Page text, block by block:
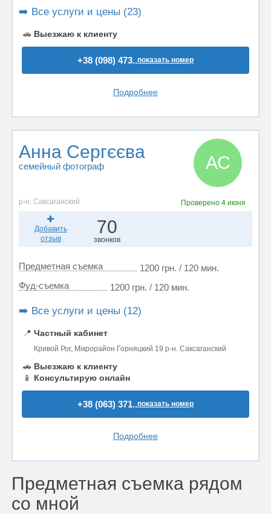
➡️ Все услуги и цены (23)
🚗 Выезжаю к клиенту
+38 (098) 473..показать номер
Подробнее
Анна Сергєєва
семейный фотограф АС
р-н. Саксаганский Проверено4 июня
Добавить
отзыв
70
звонков
Предметная съемка
1200 грн. / 120 мин.
Фуд-съемка
1200 грн. / 120 мин.
➡️ Все услуги и цены (12)
📍 Частный кабинет
Кривой Рог, Мікрорайон Горняцкий 19 р-н. Саксаганский
🚗 Выезжаю к клиенту
📱
Консультирую онлайн
+38 (063) 371..показать номер
Подробнее
Предметная съемка рядом
со мной